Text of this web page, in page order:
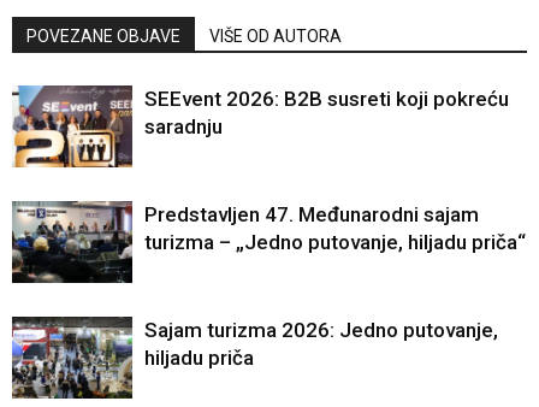
POVEZANE OBJAVE VIŠE OD AUTORA
SEEvent 2026: B2B susreti koji pokreću
saradnju
Predstavljen 47. Međunarodni sajam
turizma – „Jedno putovanje, hiljadu priča“
Sajam turizma 2026: Jedno putovanje,
hiljadu priča